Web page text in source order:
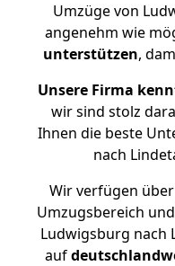
Umzüge von
angenehm wie
unterstützen,
Unsere Firma
wir sind stolz
Ihnen die beste
nach
Wir verfügen über
Umzugsbereich
Ludwigsburg nach
auf